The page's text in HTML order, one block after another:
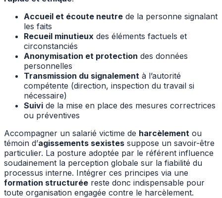
Accueil et écoute neutre de la personne signalant
les faits
Recueil minutieux des éléments factuels et
circonstanciés
Anonymisation et protection des données
personnelles
Transmission du signalement à l’autorité
compétente (direction, inspection du travail si
nécessaire)
Suivi de la mise en place des mesures correctrices
ou préventives
Accompagner un salarié victime de harcèlement ou
témoin d’agissements sexistes suppose un savoir-être
particulier. La posture adoptée par le référent influence
soudainement la perception globale sur la fiabilité du
processus interne. Intégrer ces principes via une
formation structurée reste donc indispensable pour
toute organisation engagée contre le harcèlement.